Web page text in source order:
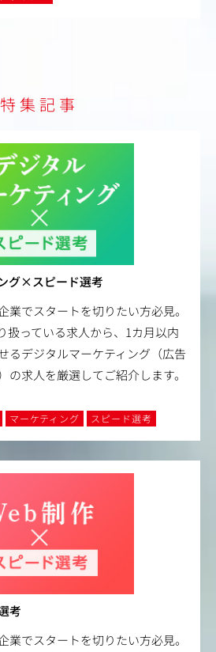
特集記事
グ×スピード選考
業でスタートを切りたい方必見。
扱っている求人から、1カ月以内
るデジタルマーケティング（広告
の求人を厳選してご紹介します。
マーケティング スピード選考
考
業でスタートを切りたい方必見。